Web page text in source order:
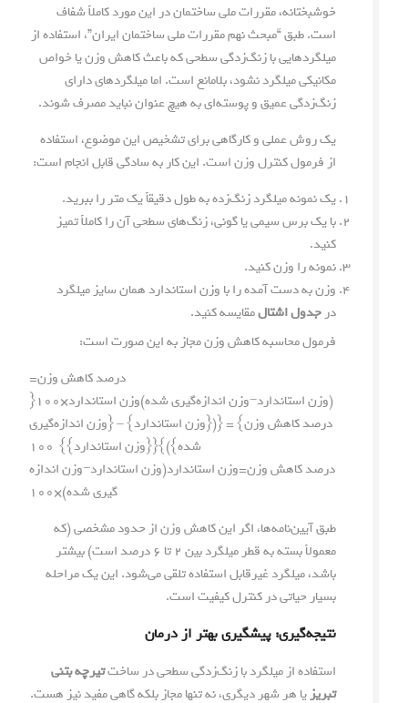
خوشبختانه، مقررات ملی ساختمان در این مورد کاملاً شفاف
است. طبق “مبحث نهم مقررات ملی ساختمان ایران”، استفاده از
میلگردهایی با زنگ‌زدگی سطحی که باعث کاهش وزن یا خواص
مکانیکی میلگرد نشود، بلامانع است. اما میلگردهای دارای
زنگ‌زدگی عمیق و پوسته‌ای به هیچ عنوان نباید مصرف شوند.
یک روش عملی و کارگاهی برای تشخیص این موضوع، استفاده
از فرمول کنترل وزن است. این کار به سادگی قابل انجام است:
یک نمونه میلگرد زنگ‌زده به طول دقیقاً یک متر را ببرید.
با یک برس سیمی یا گونی، زنگ‌های سطحی آن را کاملاً تمیز
کنید.
نمونه را وزن کنید.
وزن به دست آمده را با وزن استاندارد همان سایز میلگرد
درجدول اشتالمقایسه کنید.
فرمول محاسبه کاهش وزن مجاز به این صورت است:
درصد کاهش وزن=
(وزن استاندارد−وزن اندازه‌گیری شده)وزن استاندارد×۱۰۰{
درصد کاهش وزن} = {({وزن استاندارد} – {وزن اندازه‌گیری
شده})}{{وزن استاندارد}} ۱۰۰
درصد کاهش وزن=وزن استاندارد(وزن استاندارد−وزن اندازه‌
گیری شده)
×۱۰۰
طبق آیین‌نامه‌ها، اگر این کاهش وزن از حدود مشخصی (که
معمولاً بسته به قطر میلگرد بین ۲ تا ۶ درصد است) بیشتر
باشد، میلگرد غیرقابل استفاده تلقی می‌شود. این یک مراحله
بسیار حیاتی در کنترل کیفیت است.
نتیجه‌گیری: پیشگیری بهتر از درمان
استفاده از میلگرد با زنگ‌زدگی سطحی در ساختتیرچه بتنی
تبریزیا هر شهر دیگری، نه تنها مجاز بلکه گاهی مفید نیز هست.